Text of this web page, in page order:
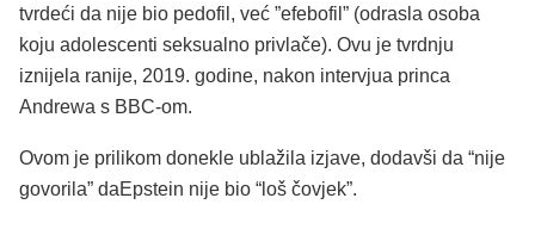
tvrdeći da nije bio pedofil, već ”efebofil” (odrasla osoba
koju adolescenti seksualno privlače). Ovu je tvrdnju
iznijela ranije, 2019. godine, nakon intervjua princa
Andrewa s BBC-om.
Ovom je prilikom donekle ublažila izjave, dodavši da “nije
govorila” daEpstein nije bio “loš čovjek”.